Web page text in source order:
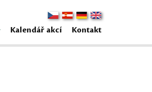
Kalendář akcí Kontakt